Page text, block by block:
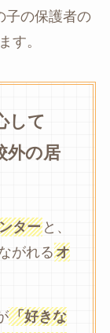
子の保護者の
す。
して
外の居
ターと、
がれるオ
「好きな